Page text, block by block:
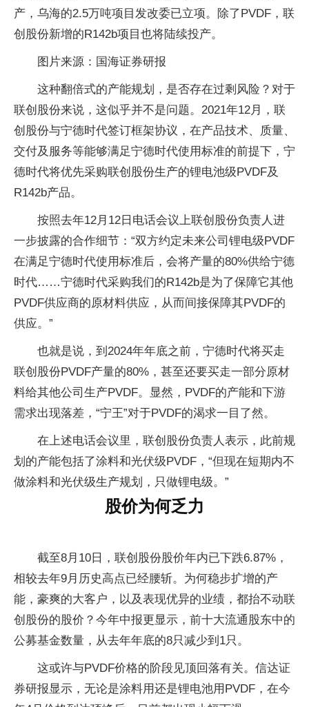
产，乌海的2.5万吨项目发改委已立项。除了PVDF，联
创股份新增的R142b项目也将陆续投产。
图片来源：国海证券研报
这种翻倍式的产能规划，是否存在过剩风险？对于
联创股份来说，这似乎并不是问题。2021年12月，联
创股份与宁德时代签订框架协议，在产品技术、质量、
交付及服务等能够满足宁德时代使用标准的前提下，宁
德时代将优先采购联创股份生产的锂电池级PVDF及
R142b产品。
按照去年12月12日电话会议上联创股份负责人进
一步披露的合作细节：“双方约定未来公司锂电级PVDF
在满足宁德时代使用标准后，会将产量的80%供给宁德
时代……宁德时代采购我们的R142b是为了保障它其他
PVDF供应商的原材料供应，从而间接保障其PVDF的
供应。”
也就是说，到2024年年底之前，宁德时代将买走
联创股份PVDF产量的80%，甚至还要买走一部分原材
料给其他公司生产PVDF。显然，PVDF的产能和下游
需求出现落差，“宁王”对于PVDF的渴求一目了然。
在上述电话会议里，联创股份负责人表示，此前规
划的产能包括了涂料和光伏级PVDF，“但现在短期内不
做涂料和光伏级生产规划，只做锂电级。”
股价为何乏力
截至8月10日，联创股份股价年内已下跌6.87%，
相较去年9月历史高点已经腰斩。为何稳步扩增的产
能，豪爽的大客户，以及表现优异的业绩，都抬不动联
创股份的股价？今年中报更显示，前十大流通股东中的
公募基金数量，从去年年底的8只减少到1只。
这或许与PVDF价格的阶段见顶回落有关。信达证
券研报显示，无论是涂料用还是锂电池用PVDF，在今